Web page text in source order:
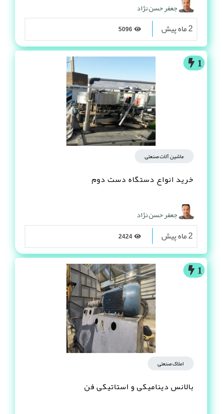
جعفر حسن نژاد
2 ماه پیش
1
ماشین آلات صنعتی
خرید انواع دستگاه دست دوم
جعفر حسن نژاد
2 ماه پیش
1
املاک صنعتی
بالانس دینامیکی و استاتیکی فن